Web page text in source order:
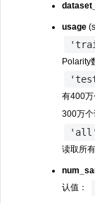
usage
Polarity
有400万
300万个
'all'
读取所有
认值：